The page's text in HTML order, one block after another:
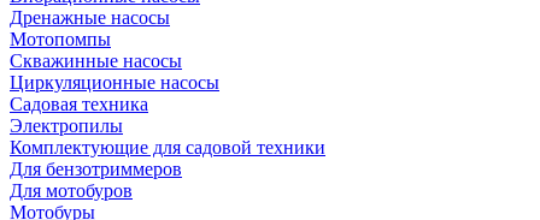
Дренажные насосы
Мотопомпы
Скважинные насосы
Циркуляционные насосы
Садовая техника
Электропилы
Комплектующие для садовой техники
Для бензотриммеров
Для мотобуров
Мотобуры